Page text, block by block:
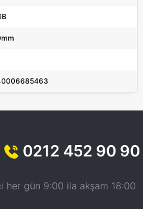
0212 452 90 90
her gün 9:00 ila akşam 18:00